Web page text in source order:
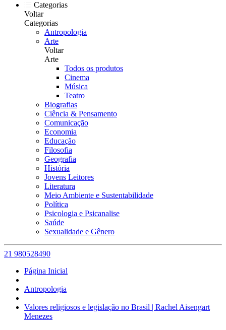
Categorias
Voltar
Categorias
Antropologia
Arte
Voltar
Arte
Todos os produtos
Cinema
Música
Teatro
Biografias
Ciência & Pensamento
Comunicação
Economia
Educação
Filosofia
Geografia
História
Jovens Leitores
Literatura
Meio Ambiente e Sustentabilidade
Política
Psicologia e Psicanalise
Saúde
Sexualidade e Gênero
21 980528490
Página Inicial
Antropologia
Valores religiosos e legislação no Brasil | Rachel Aisengart
Menezes